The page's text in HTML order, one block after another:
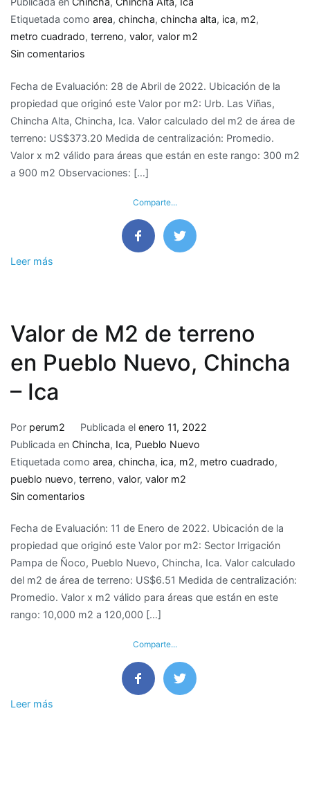
Etiquetada como area, chincha, chincha alta, ica, m2,
metro cuadrado, terreno, valor, valor m2
Sin comentarios
de
M2
de
terreno
en
Urb.
Fecha de Evaluación: 28 de Abril de 2022. Ubicación de la
propiedad que originó este Valor por m2: Urb. Las Viñas,
Chincha Alta, Chincha, Ica. Valor calculado del m2 de área de
terreno: US$373.20 Medida de centralización: Promedio.
Valor x m2 válido para áreas que están en este rango: 300 m2
a 900 m2 Observaciones: […]
Comparte...
Leer más
Valor de M2 de terreno
en Pueblo Nuevo, Chincha
– Ica
Por perum2 Publicada el enero 11, 2022
Publicada en Chincha, Ica, Pueblo Nuevo
Etiquetada como area, chincha, ica, m2, metro cuadrado,
pueblo nuevo, terreno, valor, valor m2
Sin comentarios
de
M2
de
terreno
en
Pueblo
Fecha de Evaluación: 11 de Enero de 2022. Ubicación de la
propiedad que originó este Valor por m2: Sector Irrigación
Pampa de Ñoco, Pueblo Nuevo, Chincha, Ica. Valor calculado
del m2 de área de terreno: US$6.51 Medida de centralización:
Promedio. Valor x m2 válido para áreas que están en este
rango: 10,000 m2 a 120,000 […]
Comparte...
Leer más